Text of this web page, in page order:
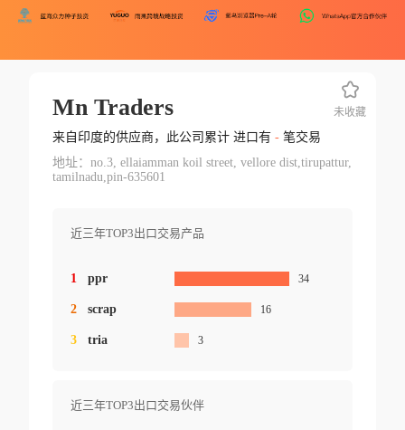
Mn Traders
来自印度的供应商，此公司累计 进口有 -笔交易
地址：no.3, ellaiamman koil street, vellore dist,tirupattur,
tamilnadu,pin-635601
近三年TOP3出口交易产品
1 ppr 34
2 scrap 16
3 tria 3
近三年TOP3出口交易伙伴
未收藏